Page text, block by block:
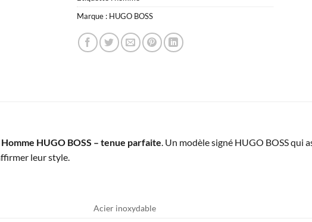
Marque : HUGO BOSS
HUGO BOSS – tenue parfaite. Un modèle signé HUGO BOSS qui
leur style.
Acier inoxydable